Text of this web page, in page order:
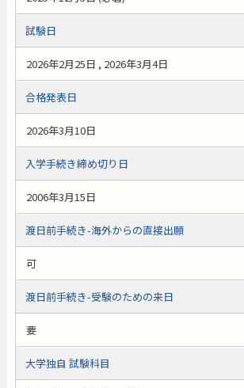
試験日
2026年2月25日 , 2026年3月4日
合格発表日
2026年3月10日
入学手続き締め切り日
2006年3月15日
渡日前手続き-海外からの直接出願
可
渡日前手続き-受験のための来日
要
大学独自 試験科目